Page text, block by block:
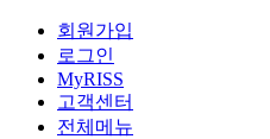
회원가입
로그인
MyRISS
고객센터
전체메뉴